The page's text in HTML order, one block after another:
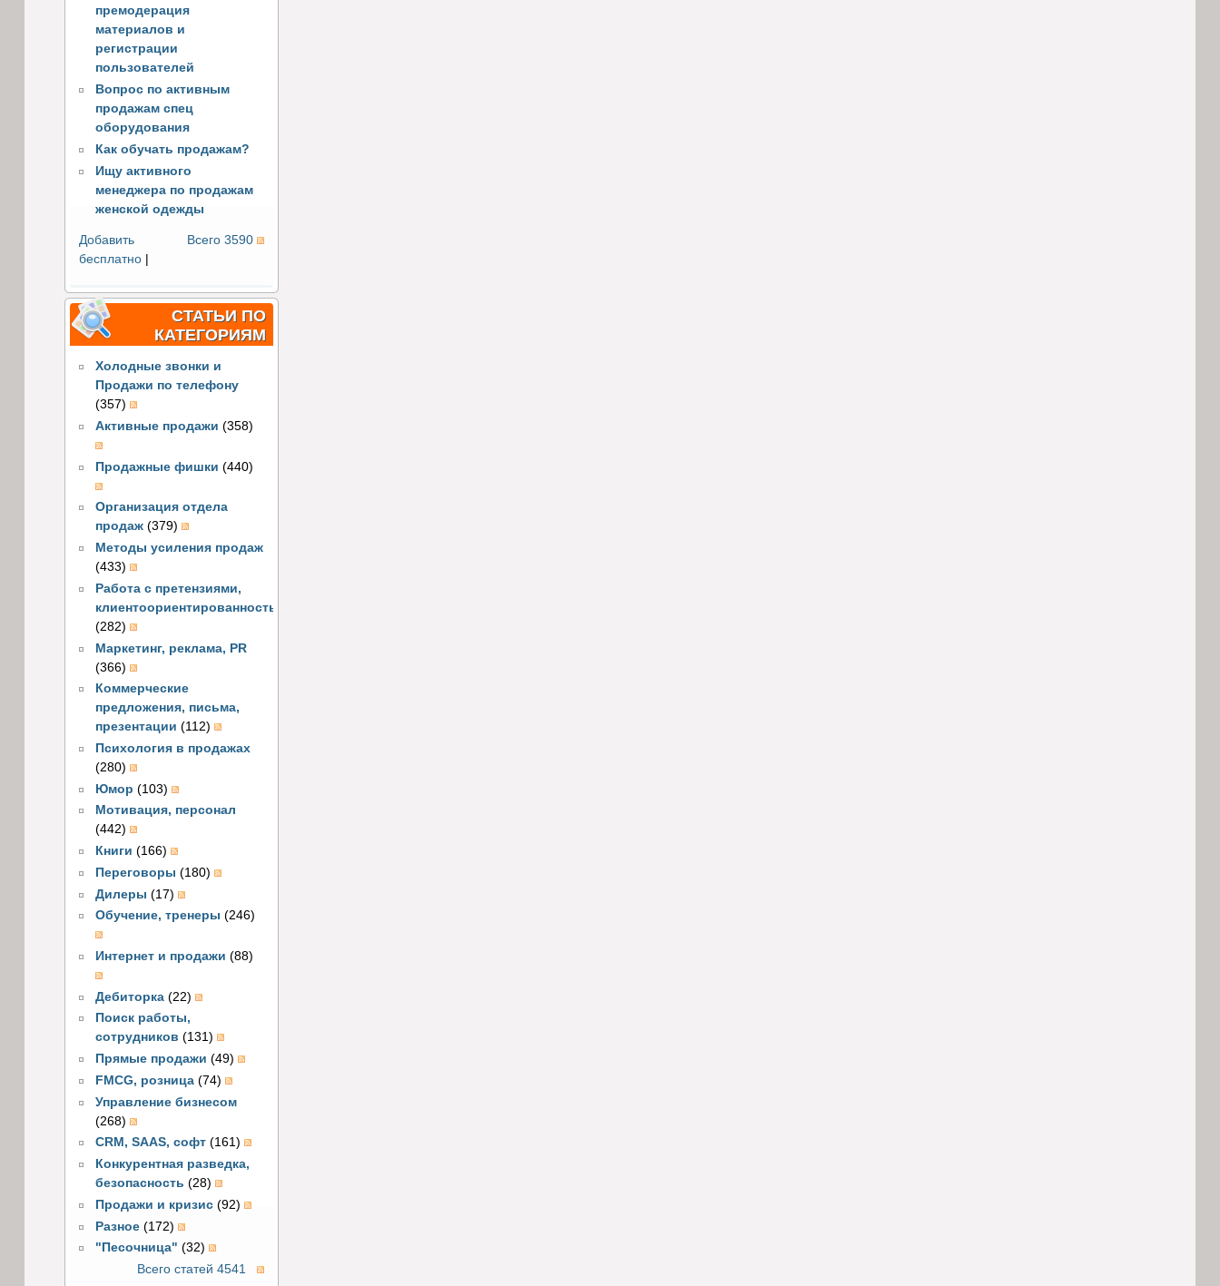
премодерация
материалов и
регистрации
пользователей
Вопрос по активным
продажам спец
оборудования
Как обучать продажам?
Ищу активного
менеджера по продажам
женской одежды
Всего 3590
Добавить
бесплатно|
СТАТЬИ ПО
КАТЕГОРИЯМ
Холодные звонки и
Продажи по телефону
(357)
Активные продажи (358)
Продажные фишки (440)
Организация отдела
продаж (379)
Методы усиления продаж
(433)
Работа с претензиями,
клиентоориентированность
(282)
Маркетинг, реклама, PR
(366)
Коммерческие
предложения, письма,
презентации (112)
Психология в продажах
(280)
Юмор (103)
Мотивация, персонал
(442)
Книги (166)
Переговоры (180)
Дилеры (17)
Обучение, тренеры (246)
Интернет и продажи (88)
Дебиторка (22)
Поиск работы,
сотрудников (131)
Прямые продажи (49)
FMCG, розница (74)
Управление бизнесом
(268)
CRM, SAAS, софт (161)
Конкурентная разведка,
безопасность (28)
Продажи и кризис (92)
Разное (172)
"Песочница" (32)
Всего статей 4541